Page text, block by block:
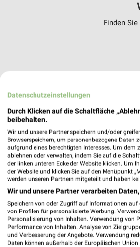
Finden
Datenschutzeinstellungen
Durch Klicken auf die Schaltfläche
beibehalten.
Wir und unsere Partner speichern und/oder
Browserspeichern, um personenbezogene Daten
aufgrund eines berechtigten Interesses. Um dem
ablehnen oder verwalten, indem Sie auf die
der linken unteren Ecke der Website klicken. Um
der Website und klicken Sie auf den Menüpunkt
werden unseren Partnern mitgeteilt und haben
Wir und unsere Partner verarbeiten
Speichern von oder Zugriff auf Informationen auf
von Profilen für personalisierte Werbung.
Personalisierung von Inhalten. Verwendung von
Performance von Inhalten. Analyse von
und Verbesserung der Angebote. Verwendung
Daten können außerhalb der Europäischen